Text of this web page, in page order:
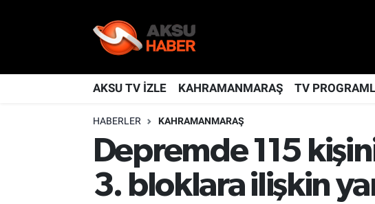
AKSU TV İZLE KAHRAMANMARAŞ TV
HABERLER KAHRAMANMARAŞ
Depremde 115
3. bloklara ilişkin
KAHRAMANMARAŞ
Nöbetçi Eczaneler
Hava Durumu
Kahramanmaraş Namaz Vakitleri
Trafik Durumu
TFF 2.Lig Kırmızı Grup Puan Durumu ve Fikstür